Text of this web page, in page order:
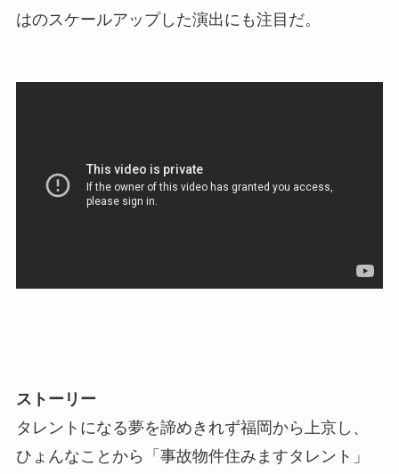
はのスケールアップした演出にも注目だ。
ストーリー
タレントになる夢を諦めきれず福岡から上京し、
ひょんなことから「事故物件住みますタレント」